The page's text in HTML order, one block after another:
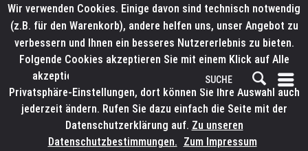
A.S. Light & Sound investiert in ELATION KL Fresnel 6 FC
Wir verwenden Cookies. Einige davon sind technisch notwendig
(z.B. für den Warenkorb), andere helfen uns, unser Angebot zu
verbessern und Ihnen ein besseres Nutzererlebnis zu bieten.
Folgende Cookies akzeptieren Sie mit einem Klick auf Alle
akzeptieren. Weitere Informationen finden Sie in den
Privatsphäre-Einstellungen, dort können Sie Ihre Auswahl auch
jederzeit ändern. Rufen Sie dazu einfach die Seite mit der
Datenschutzerklärung auf. Zu unseren
Datenschutzbestimmungen. Zum Impressum